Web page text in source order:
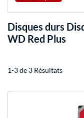
Disques durs
WD Red Plus
1-3 de 3 Résultats